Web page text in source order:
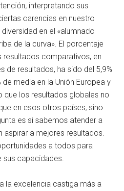
interpretando sus
carencias en nuestro
en el «alumnado
de la curva». El porcentaje
resultados comparativos, en
de resultados, ha sido del 5,9%
de media en la Unión Europea y
que los resultados globales no
en esos otros países, sino
es si sabemos atender a
aspirar a mejores resultados.
a todos para
capacidades.
la excelencia castiga más a